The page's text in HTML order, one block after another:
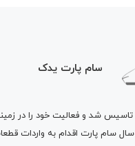
سام پارت یدک
در سال 1365 تاسیس شد و فعالیت خود را
داخلی آغاز کرد . پس از گذشت10 سال سام پارت اقدام